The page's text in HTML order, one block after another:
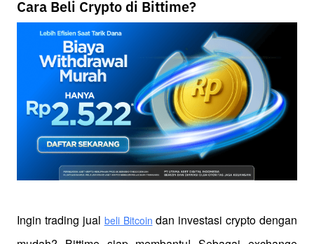
Cara Beli Crypto di Bittime?
Ingin trading jual beli Bitcoin dan investasi crypto dengan